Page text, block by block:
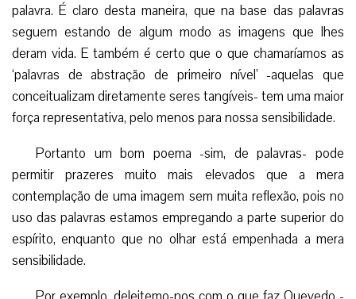
palavra. É claro desta maneira, que na base das palavras
seguem estando de algum modo as imagens que lhes
deram vida. E também é certo que o que chamaríamos as
‘palavras de abstração de primeiro nível’ -aquelas que
conceitualizam diretamente seres tangíveis- tem uma maior
força representativa, pelo menos para nossa sensibilidade.
Portanto um bom poema -sim, de palavras- pode
permitir prazeres muito mais elevados que a mera
contemplação de uma imagem sem muita reflexão, pois no
uso das palavras estamos empregando a parte superior do
espírito, enquanto que no olhar está empenhada a mera
sensibilidade.